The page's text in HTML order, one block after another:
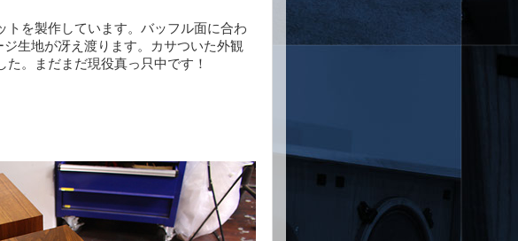
トを製作しています。バッフル面に合わ
生地が冴え渡ります。カサついた外観
。まだまだ現役真っ只中です！